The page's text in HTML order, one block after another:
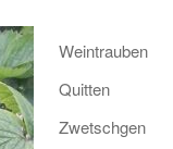
Weintrauben
Quitten
Zwetschgen